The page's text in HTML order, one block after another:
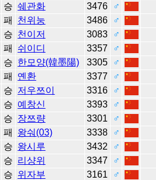
승 쉐관화 3476
♂
패 천위눙 3486
♂
승 천이저 3083
♂
패 쉬이디 3357
♂
승 한모양(韓墨陽) 3305
♂
패 옌환 3377
♂
승 저우쯔이 3316
♂
승 예창신 3393
♂
승 장쯔량 3301
♂
패 왕숴(03) 3338
♂
승 왕시루 3432
♂
승 리샹위 3347
♂
승 위자부 3161
♂